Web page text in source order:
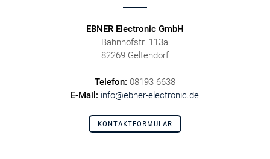
EBNER Electronic GmbH
Bahnhofstr. 113a
82269 Geltendorf
Telefon: 08193 6638
E-Mail: info@ebner-electronic.de
KONTAKTFORMULAR